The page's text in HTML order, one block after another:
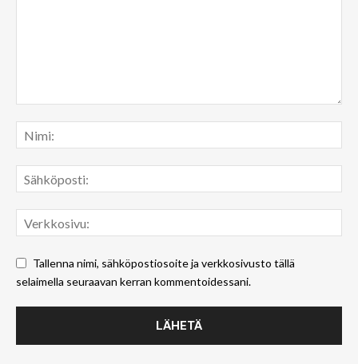
Tallenna nimi, sähköpostiosoite ja verkkosivusto tällä
selaimella seuraavan kerran kommentoidessani.